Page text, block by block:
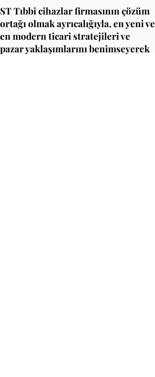
ST Tıbbi cihazlar firmasının çözüm
ortağı olmak ayrıcalığıyla, en yeni ve
en modern ticari stratejileri ve
pazar yaklaşımlarını benimseyerek